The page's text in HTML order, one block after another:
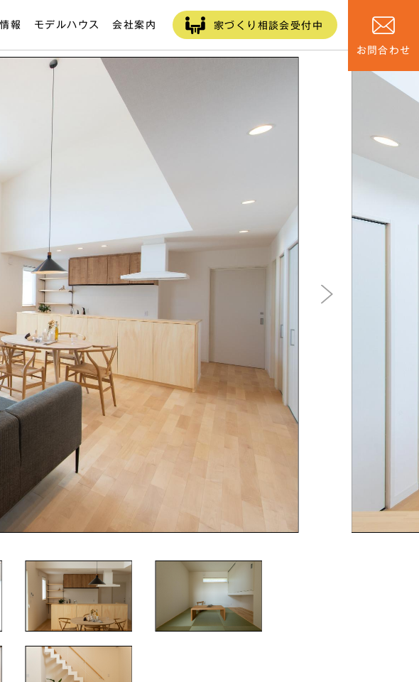
報 モデルハウス
空港モデル
布瀬本町モデル
モデル販売
会社案内
家づくり
お役立ちブログ
スタッフブログ
オーナーズクラブ
リクルート
プライバシー
家づくり相談会受付中
お問合わせ
営業時間 / 10:00〜18:00 定休日 無休